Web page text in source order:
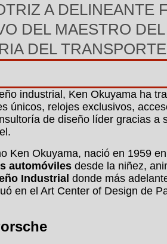
A DELINEANTE
DEL MAESTRO
DEL TRANSPORTE
industrial, Ken Okuyama ha
únicos, relojes exclusivos,
de diseño líder gracias a
Ken Okuyama, nació en 1959
automóviles desde la niñez,
Industrial donde más
en el Art Center of Design de